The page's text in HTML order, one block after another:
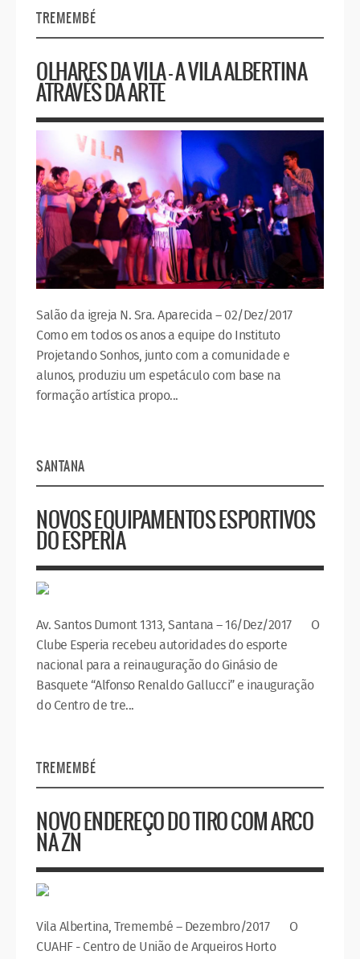
TREMEMBÉ
OLHARES DA VILA – A VILA ALBERTINA
ATRAVÉS DA ARTE
Salão da igreja N. Sra. Aparecida – 02/Dez/2017
Como em todos os anos a equipe do Instituto
Projetando Sonhos, junto com a comunidade e
alunos, produziu um espetáculo com base na
formação artística propo...
SANTANA
NOVOS EQUIPAMENTOS ESPORTIVOS
DO ESPERIA
Av. Santos Dumont 1313, Santana – 16/Dez/2017 O
Clube Esperia recebeu autoridades do esporte
nacional para a reinauguração do Ginásio de
Basquete “Alfonso Renaldo Gallucci” e inauguração
do Centro de tre...
TREMEMBÉ
NOVO ENDEREÇO DO TIRO COM ARCO
NA ZN
Vila Albertina, Tremembé – Dezembro/2017 O
CUAHF - Centro de União de Arqueiros Horto